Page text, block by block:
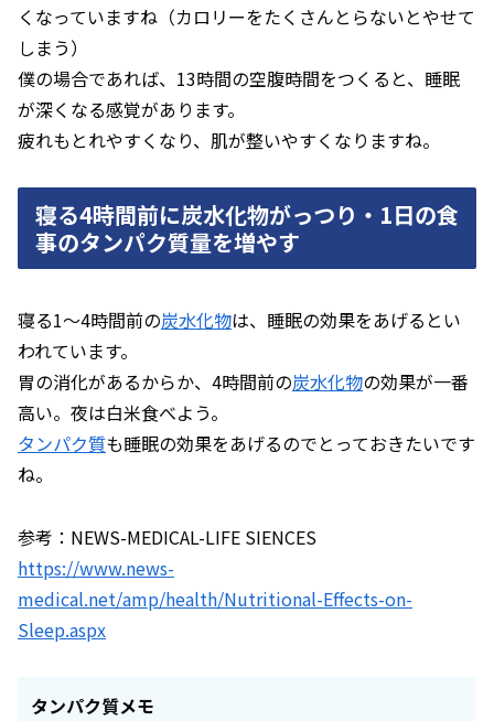
くなっていますね（カロリーをたくさんとらないとやせて
しまう）
僕の場合であれば、13時間の空腹時間をつくると、睡眠
が深くなる感覚があります。
疲れもとれやすくなり、肌が整いやすくなりますね。
寝る4時間前に炭水化物がっつり・1日の食
事のタンパク質量を増やす
寝る1～4時間前の炭水化物は、睡眠の効果をあげるとい
われています。
胃の消化があるからか、4時間前の炭水化物の効果が一番
高い。夜は白米食べよう。
タンパク質も睡眠の効果をあげるのでとっておきたいです
ね。
参考：NEWS-MEDICAL-LIFE SIENCES
https://www.news-
medical.net/amp/health/Nutritional-Effects-on-
Sleep.aspx
タンパク質メモ